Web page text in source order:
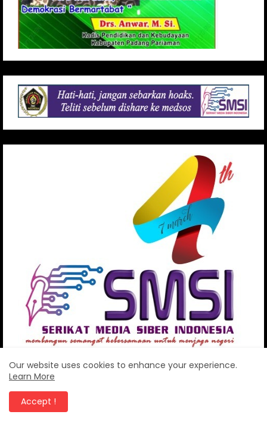
BERITA POPULER
Our website uses cookies to enhance your experience.
Learn More
Accept !